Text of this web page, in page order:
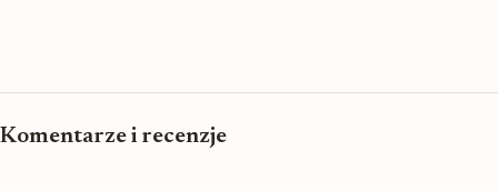
Komentarze i recenzje